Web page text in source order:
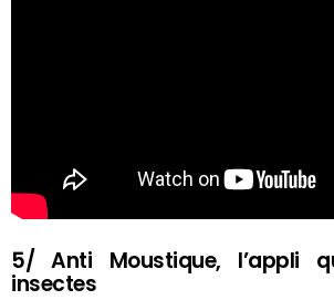
5/ Anti Moustique, l’appli
insectes